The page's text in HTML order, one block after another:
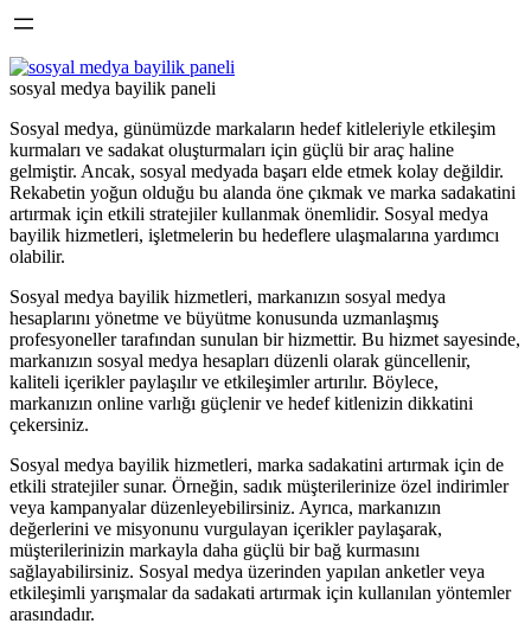
sosyal medya bayilik paneli
Sosyal medya, günümüzde markaların hedef kitleleriyle etkileşim
kurmaları ve sadakat oluşturmaları için güçlü bir araç haline
gelmiştir. Ancak, sosyal medyada başarı elde etmek kolay değildir.
Rekabetin yoğun olduğu bu alanda öne çıkmak ve marka sadakatini
artırmak için etkili stratejiler kullanmak önemlidir. Sosyal medya
bayilik hizmetleri, işletmelerin bu hedeflere ulaşmalarına yardımcı
olabilir.
Sosyal medya bayilik hizmetleri, markanızın sosyal medya
hesaplarını yönetme ve büyütme konusunda uzmanlaşmış
profesyoneller tarafından sunulan bir hizmettir. Bu hizmet sayesinde,
markanızın sosyal medya hesapları düzenli olarak güncellenir,
kaliteli içerikler paylaşılır ve etkileşimler artırılır. Böylece,
markanızın online varlığı güçlenir ve hedef kitlenizin dikkatini
çekersiniz.
Sosyal medya bayilik hizmetleri, marka sadakatini artırmak için de
etkili stratejiler sunar. Örneğin, sadık müşterilerinize özel indirimler
veya kampanyalar düzenleyebilirsiniz. Ayrıca, markanızın
değerlerini ve misyonunu vurgulayan içerikler paylaşarak,
müşterilerinizin markayla daha güçlü bir bağ kurmasını
sağlayabilirsiniz. Sosyal medya üzerinden yapılan anketler veya
etkileşimli yarışmalar da sadakati artırmak için kullanılan yöntemler
arasındadır.